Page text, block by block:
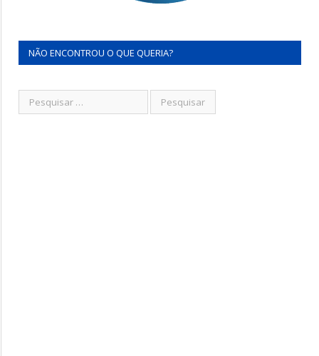
NÃO ENCONTROU O QUE QUERIA?